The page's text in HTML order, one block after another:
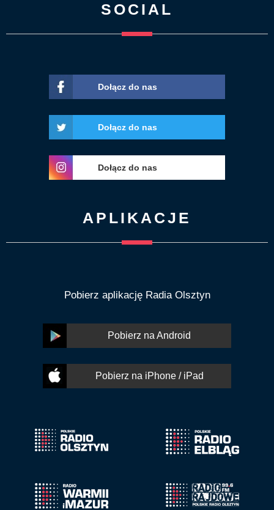
SOCIAL
Dołącz do nas
Dołącz do nas
Dołącz do nas
APLIKACJE
Pobierz aplikację Radia Olsztyn
Pobierz na Android
Pobierz na iPhone / iPad